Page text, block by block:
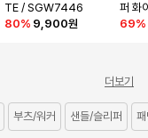
TE / SGW7446
80% 9,900원
퍼 화
69%
더보기
부츠/워커 샌들/슬리퍼